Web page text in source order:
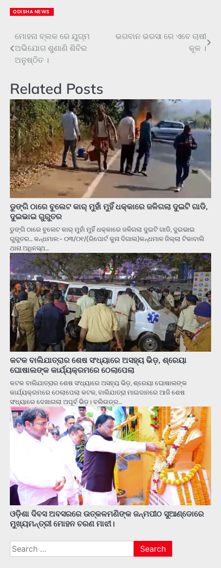
ODISHA NEWS
Post
navigation
ମୋହନା ବ୍ଲକ ରେ ଯୁଗ୍ମ
ଅଭିଯୋଗ ଶୁଣାଣି ଶିବିର
ଅନୁଷ୍ଠିତ ।
ଭଗବାନ ଭରସା ରେ ଏବେ ଚାଷୀ
କୂଳ ।
Related Posts
ଡୁଙ୍ଗି ଠାରେ ବୁଲେଟ କାର୍ ମୁହାଁ ମୁହିଁ ଧକ୍କାରେ ଜଳିଗଲା ଦୁଇଟି ଗାଡି,
ଦୁଇଭାଇ ଗୁରୁତର
ଡୁଙ୍ଗି ଠାରେ ବୁଲେଟ କାର୍ ମୁହାଁ ମୁହିଁ ଧକ୍କାରେ ଜଳିଗଲା ଦୁଇଟି ଗାଡି, ଦୁଇଭାଇ
ଗୁରୁତର… କନ୍ଧମାଳ:- ୦୩/୦୧/(ରିପୋର୍ଟ କୁନା ଦିଗାଲ)କନ୍ଧମାଳ ଜିଲ୍ଲା ଟିକାବାଲି
ଥାନା ଅଧିନସ୍ଥ…
କଟକ ବାଲିଯାତ୍ରାର ଶେଷ ସଂଧ୍ୟାରେ ଅସହ୍ୟ ଭିଡ଼, ଶ୍ରେୟା
ଘୋଷାଲଙ୍କ କାର୍ଯ୍ୟକ୍ରମରେ ଠେଲାପେଲା
କଟକ ବାଲିଯାତ୍ରାର ଶେଷ ସଂଧ୍ୟାରେ ଅସହ୍ୟ ଭିଡ଼, ଶ୍ରେୟା ଘୋଷାଲଙ୍କ
କାର୍ଯ୍ୟକ୍ରମରେ ଠେଲାପେଲା କଟକ, ବାଲିଯାତ୍ରା ମାଇଦାନରେ ଆଜି ଶେଷ
ସଂଧ୍ୟାରେ ଦେଖାଗଲା ଅପୂର୍ବ ଭିଡ଼। ବଲିଉଡ୍‌ର…
ଓଡ଼ିଶା ଦିବସ ଅବସରରେ ଉତ୍କଳମଣିଙ୍କ ଜନ୍ମପୀଠ ସୁଆଣ୍ଡୋରେ
ମୁଖ୍ୟମନ୍ତ୍ରୀ ମୋହନ ଚରଣ ମାଝୀ।
Search
for: